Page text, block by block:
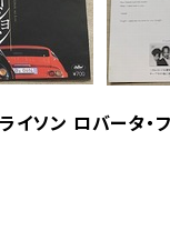
イソン ロバータ